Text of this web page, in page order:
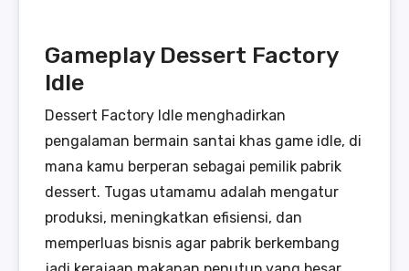
Gameplay Dessert Factory
Idle
Dessert Factory Idle menghadirkan
pengalaman bermain santai khas game idle, di
mana kamu berperan sebagai pemilik pabrik
dessert. Tugas utamamu adalah mengatur
produksi, meningkatkan efisiensi, dan
memperluas bisnis agar pabrik berkembang